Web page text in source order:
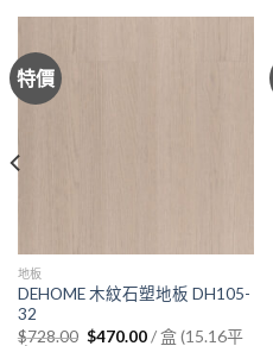
特價
地板
DEHOME 木紋石塑地板 DH105-
32
$728.00 Original
$470.00Current
/ 盒 (15.16平